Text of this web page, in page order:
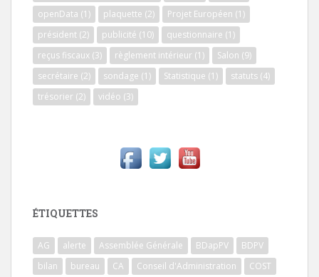
openData (1) plaquette (2) Projet Européen (1)
président (2) publicité (10) questionnaire (1)
reçus fiscaux (3) règlement intérieur (1) Salon (9)
secrétaire (2) sondage (1) Statistique (1) statuts (4)
trésorier (2) vidéo (3)
ÉTIQUETTES
AG alerte Assemblée Générale BDapPV
BDPV
bilan
bureau CA Conseil d'Administration COST